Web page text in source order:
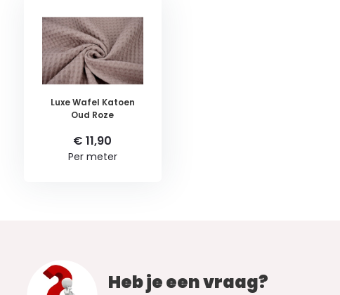
Luxe Wafel Katoen
Oud Roze
€ 11,90
Per meter
Heb je een vraag?